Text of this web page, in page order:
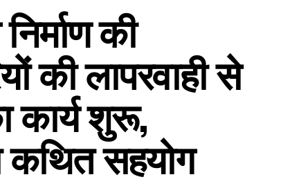
की
की लापरवाही से
शुरू,
सहयोग